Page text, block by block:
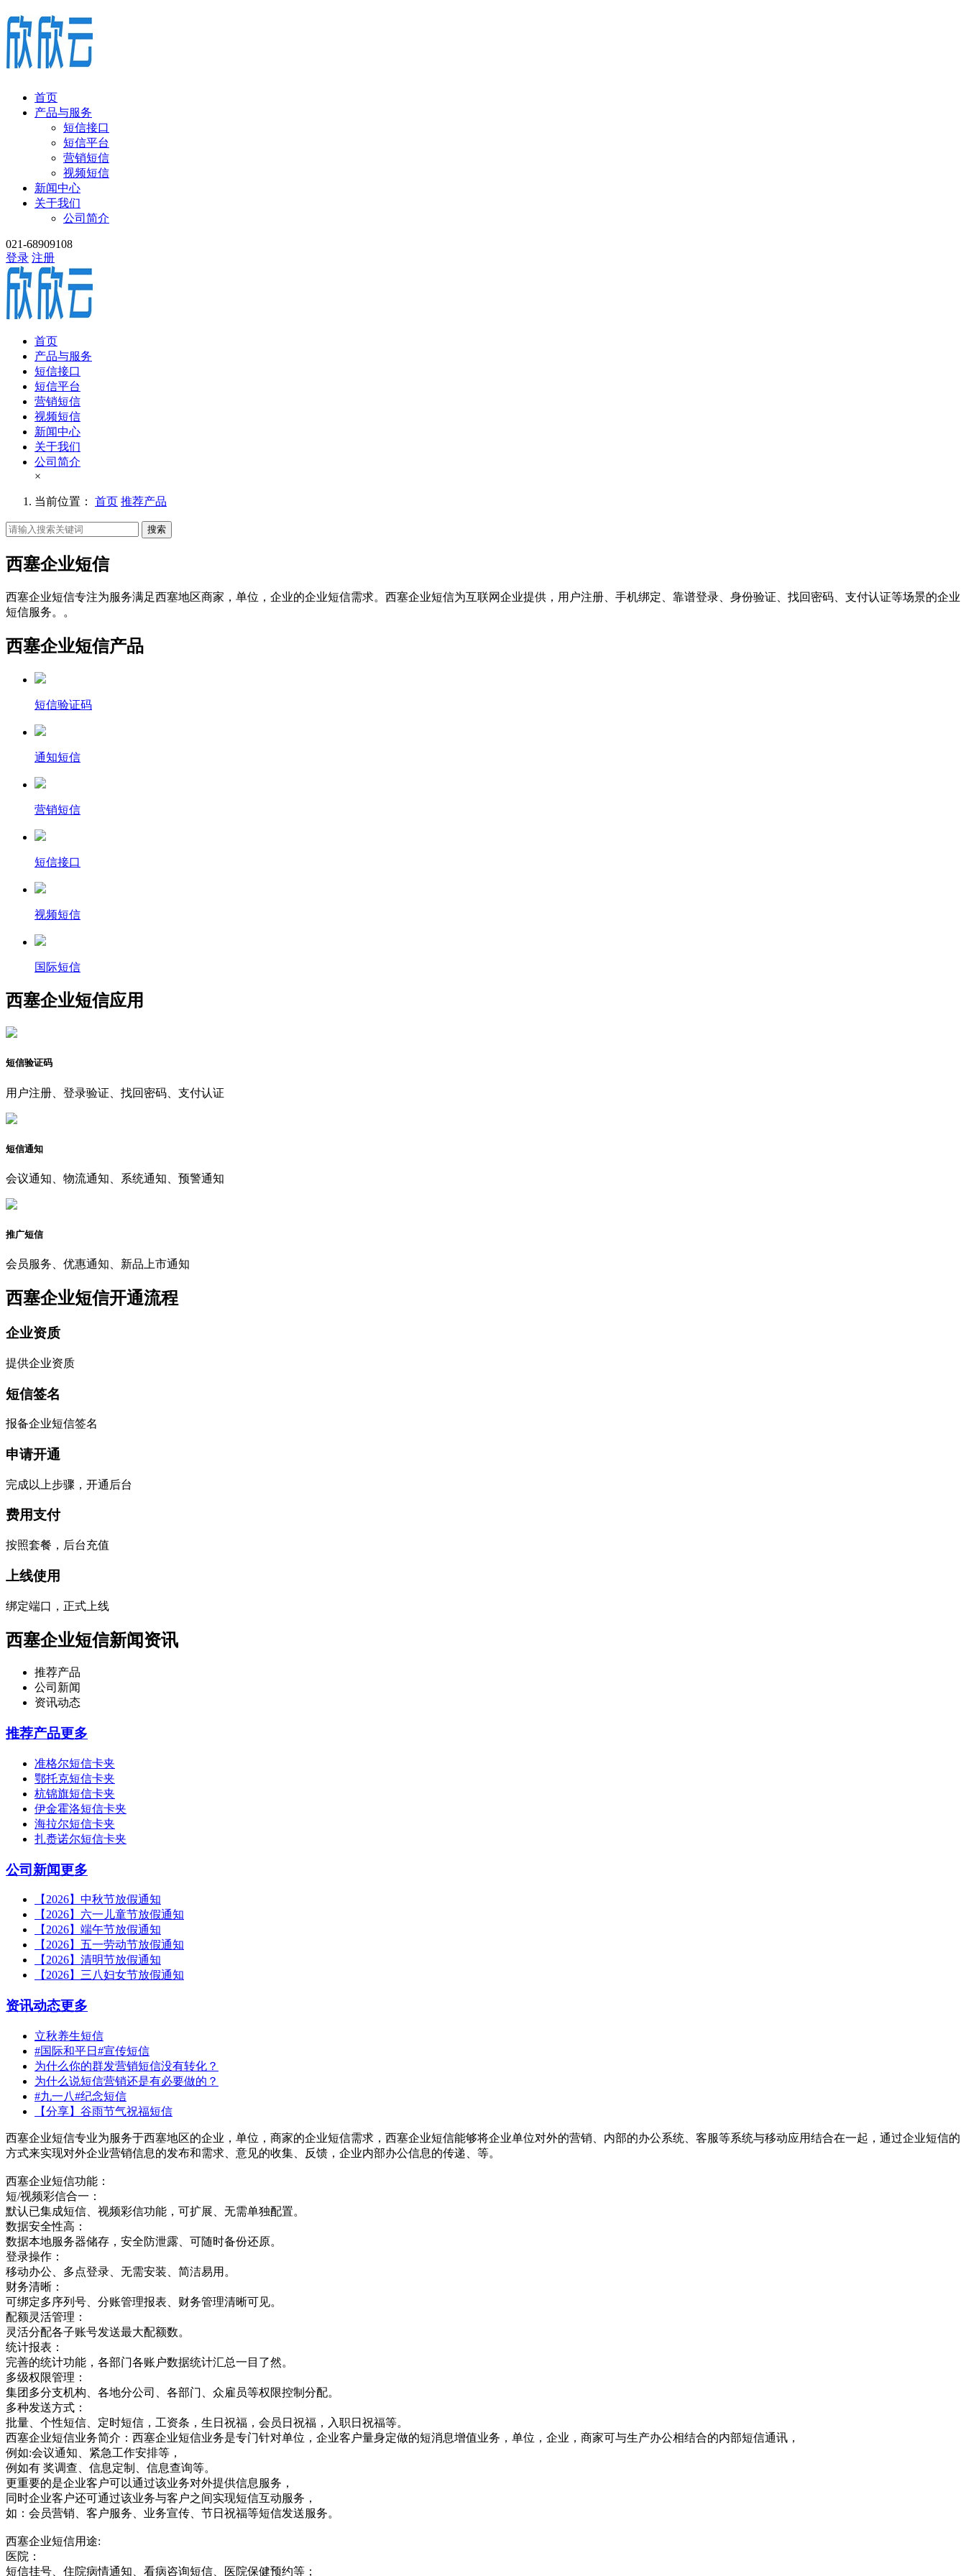
首页
产品与服务
短信接口
短信平台
营销短信
视频短信
新闻中心
关于我们
公司简介
021-68909108
登录 注册
首页
产品与服务
短信接口
短信平台
营销短信
视频短信
新闻中心
关于我们
公司简介
×
当前位置： 首页 推荐产品
搜索
西塞企业短信
西塞企业短信专注为服务满足西塞地区商家，单位，企业的企业短信需求。西塞企业短信为互联网企业提供，用户注册、手机绑定、靠谱登录、身份验证、找回密码、支付认证等场景的企业
短信服务。。
西塞企业短信产品
短信验证码
通知短信
营销短信
短信接口
视频短信
国际短信
西塞企业短信应用
短信验证码
用户注册、登录验证、找回密码、支付认证
短信通知
会议通知、物流通知、系统通知、预警通知
推广短信
会员服务、优惠通知、新品上市通知
西塞企业短信开通流程
企业资质
提供企业资质
短信签名
报备企业短信签名
申请开通
完成以上步骤，开通后台
费用支付
按照套餐，后台充值
上线使用
绑定端口，正式上线
西塞企业短信新闻资讯
推荐产品
公司新闻
资讯动态
推荐产品更多
准格尔短信卡夹
鄂托克短信卡夹
杭锦旗短信卡夹
伊金霍洛短信卡夹
海拉尔短信卡夹
扎赉诺尔短信卡夹
公司新闻更多
【2026】中秋节放假通知
【2026】六一儿童节放假通知
【2026】端午节放假通知
【2026】五一劳动节放假通知
【2026】清明节放假通知
【2026】三八妇女节放假通知
资讯动态更多
立秋养生短信
#国际和平日#宣传短信
为什么你的群发营销短信没有转化？
为什么说短信营销还是有必要做的？
#九一八#纪念短信
【分享】谷雨节气祝福短信
西塞企业短信专业为服务于西塞地区的企业，单位，商家的企业短信需求，西塞企业短信能够将企业单位对外的营销、内部的办公系统、客服等系统与移动应用结合在一起，通过企业短信的
方式来实现对外企业营销信息的发布和需求、意见的收集、反馈，企业内部办公信息的传递、等。
西塞企业短信功能：
短/视频彩信合一：
默认已集成短信、视频彩信功能，可扩展、无需单独配置。
数据安全性高：
数据本地服务器储存，安全防泄露、可随时备份还原。
登录操作：
移动办公、多点登录、无需安装、简洁易用。
财务清晰：
可绑定多序列号、分账管理报表、财务管理清晰可见。
配额灵活管理：
灵活分配各子账号发送最大配额数。
统计报表：
完善的统计功能，各部门各账户数据统计汇总一目了然。
多级权限管理：
集团多分支机构、各地分公司、各部门、众雇员等权限控制分配。
多种发送方式：
批量、个性短信、定时短信，工资条，生日祝福，会员日祝福，入职日祝福等。
西塞企业短信业务简介：西塞企业短信业务是专门针对单位，企业客户量身定做的短消息增值业务，单位，企业，商家可与生产办公相结合的内部短信通讯，
例如:会议通知、紧急工作安排等，
例如有 奖调查、信息定制、信息查询等。
更重要的是企业客户可以通过该业务对外提供信息服务，
同时企业客户还可通过该业务与客户之间实现短信互动服务，
如：会员营销、客户服务、业务宣传、节日祝福等短信发送服务。
西塞企业短信用途:
医院：
短信挂号、住院病情通知、看病咨询短信、医院保健预约等；